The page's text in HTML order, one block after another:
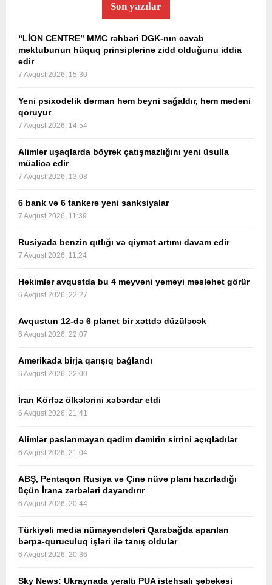
Son yazılar
“LİON CENTRE” MMC rəhbəri DGK-nın cavab
məktubunun hüquq prinsiplərinə zidd olduğunu iddia
edir
7 Avqust 2026, 15:30
Yeni psixodelik dərman həm beyni sağaldır, həm mədəni
qoruyur
7 Avqust 2026, 14:54
Alimlər uşaqlarda böyrək çatışmazlığını yeni üsulla
müalicə edir
7 Avqust 2026, 13:08
6 bank və 6 tankerə yeni sanksiyalar
7 Avqust 2026, 11:39
Rusiyada benzin qıtlığı və qiymət artımı davam edir
7 Avqust 2026, 11:24
Həkimlər avqustda bu 4 meyvəni yeməyi məsləhət görür
6 Avqust 2026, 22:27
Avqustun 12-də 6 planet bir xəttdə düzüləcək
6 Avqust 2026, 22:07
Amerikada birja qarışıq bağlandı
6 Avqust 2026, 22:00
İran Körfəz ölkələrini xəbərdar etdi
6 Avqust 2026, 21:41
Alimlər paslanmayan qədim dəmirin sirrini açıqladılar
6 Avqust 2026, 21:04
ABŞ, Pentaqon Rusiya və Çinə nüvə planı hazırladığı
üçün İrana zərbələri dayandırır
6 Avqust 2026, 20:44
Türkiyəli media nümayəndələri Qarabağda aparılan
bərpa-quruculuq işləri ilə tanış oldular
6 Avqust 2026, 20:36
Sky News: Ukraynada yeraltı PUA istehsalı şəbəkəsi